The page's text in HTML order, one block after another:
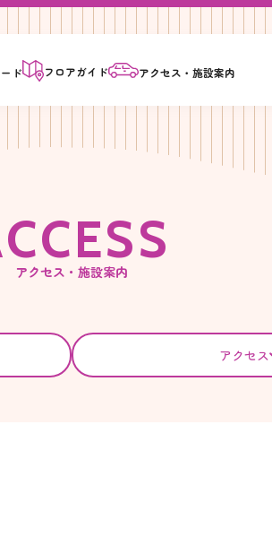
ド フロアガイド アクセス・施設案内
CCESS
アクセス・施設案内
アクセス